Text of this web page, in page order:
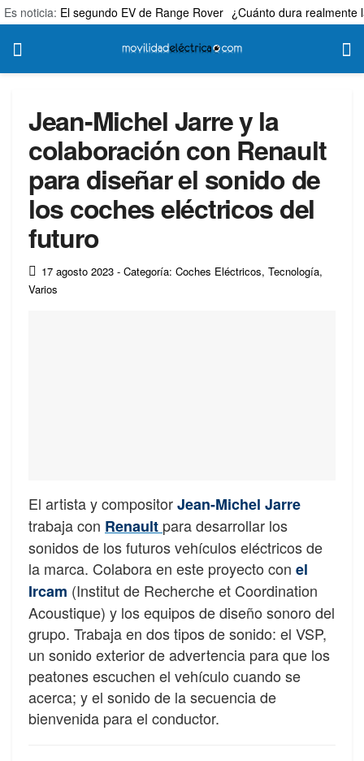
Es noticia: El segundo EV de Range Rover ¿Cuánto dura realmente
Jean-Michel Jarre y la
colaboración con Renault
para diseñar el sonido de
los coches eléctricos del
futuro
17 agosto 2023 - Categoría: Coches Eléctricos, Tecnología,
Varios
El artista y compositorJean-Michel Jarre
trabaja con Renault para desarrollar los
sonidos de los futuros vehículos eléctricos de
la marca. Colabora en este proyecto con el
Ircam (Institut de Recherche et Coordination
Acoustique) y los equipos de diseño sonoro del
grupo. Trabaja en dos tipos de sonido: el VSP,
un sonido exterior de advertencia para que los
peatones escuchen el vehículo cuando se
acerca; y el sonido de la secuencia de
bienvenida para el conductor.